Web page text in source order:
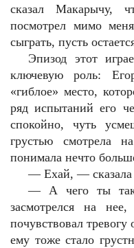
сказал Макарычу,
посмотрел мимо
сыграть, пусть
Эпизод этот
ключевую роль:
«гиблое» место,
ряд испытаний его
спокойно, чуть
грустью смотрела
понимала нечто
—Ехай, — сказала
—А чего ты
засмотрелся на
почувствовал
ему тоже стало